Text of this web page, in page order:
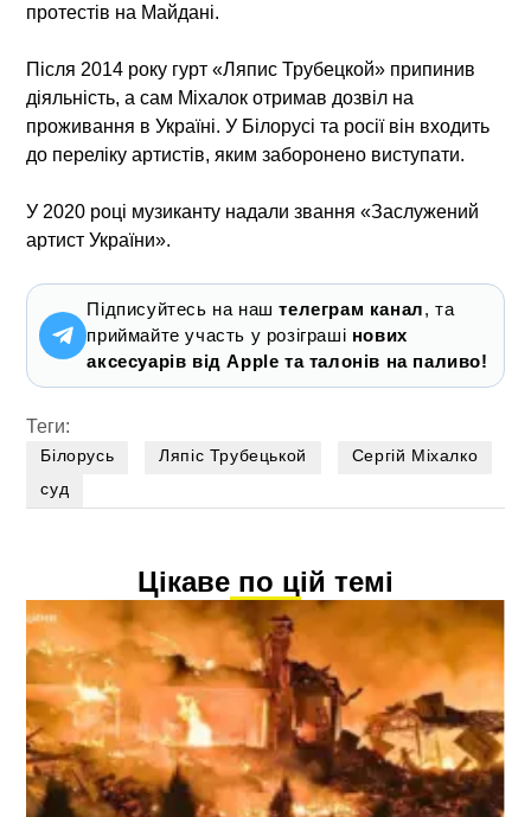
протестів на Майдані.
Після 2014 року гурт «Ляпис Трубецкой» припинив
діяльність, а сам Міхалок отримав дозвіл на
проживання в Україні. У Білорусі та росії він входить
до переліку артистів, яким заборонено виступати.
У 2020 році музиканту надали звання «Заслужений
артист України».
Підписуйтесь на наштелеграм канал, та
приймайте участь у розіграші нових
аксесуарів від Apple та талонів на паливо!
Теги:
Білорусь Ляпіс Трубецькой
Сергій Міхалко
суд
Цікаве по цій темі